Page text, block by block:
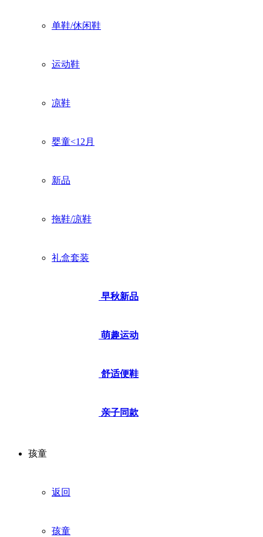
单鞋/休闲鞋
运动鞋
凉鞋
婴童<12月
新品
拖鞋/凉鞋
礼盒套装
早秋新品
萌趣运动
舒适便鞋
亲子同款
孩童
返回
孩童